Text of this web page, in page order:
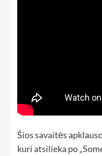
Šios savaitės
kuri atsilieka po